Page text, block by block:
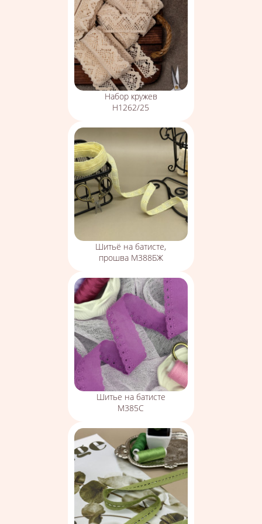
Набор кружев
Н1262/25
Шитьё на батисте,
прошва М388БЖ
Шитье на батисте
М385С